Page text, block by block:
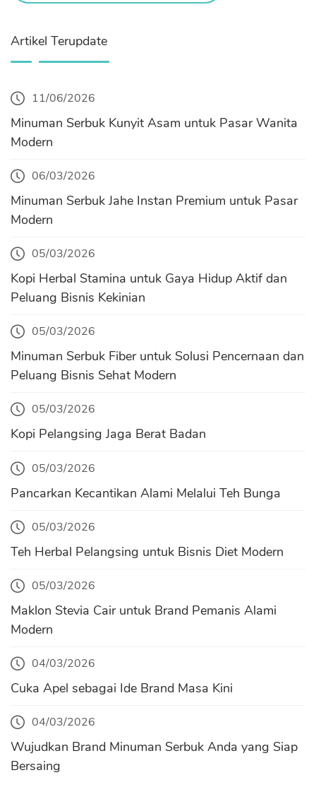
Artikel Terupdate
11/06/2026
Minuman Serbuk Kunyit Asam untuk Pasar Wanita
Modern
06/03/2026
Minuman Serbuk Jahe Instan Premium untuk Pasar
Modern
05/03/2026
Kopi Herbal Stamina untuk Gaya Hidup Aktif dan
Peluang Bisnis Kekinian
05/03/2026
Minuman Serbuk Fiber untuk Solusi Pencernaan dan
Peluang Bisnis Sehat Modern
05/03/2026
Kopi Pelangsing Jaga Berat Badan
05/03/2026
Pancarkan Kecantikan Alami Melalui Teh Bunga
05/03/2026
Teh Herbal Pelangsing untuk Bisnis Diet Modern
05/03/2026
Maklon Stevia Cair untuk Brand Pemanis Alami
Modern
04/03/2026
Cuka Apel sebagai Ide Brand Masa Kini
04/03/2026
Wujudkan Brand Minuman Serbuk Anda yang Siap
Bersaing